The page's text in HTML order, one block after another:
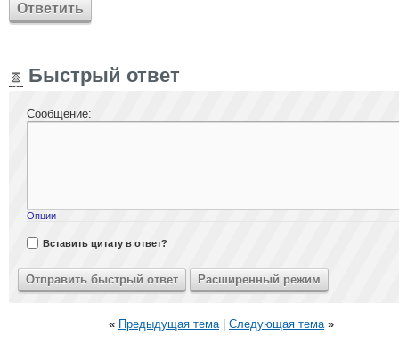
Ответить
Быстрый ответ
Сообщение:
Опции
Вставить цитату в ответ?
« Предыдущая тема| Следующая тема »